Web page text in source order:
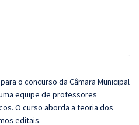
o concurso da Câmara Municipal
equipe de professores
O curso aborda a teoria dos
editais.